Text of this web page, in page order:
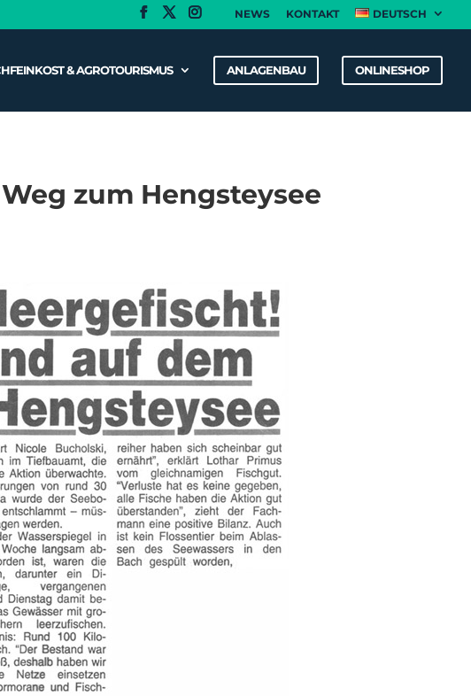
NEWS KONTAKT DEUTSCH
& AGROTOURISMUS ANLAGENBAU ONLINESHOP
zum Hengsteysee